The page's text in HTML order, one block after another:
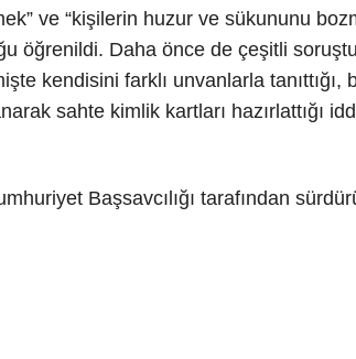
ve “kişilerin huzur ve sükununu
öğrenildi. Daha önce de çeşitli
kendisini farklı unvanlarla tanıttığı,
sahte kimlik kartları hazırlattığı
Başsavcılığı tarafından